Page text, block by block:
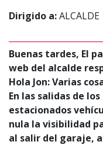
Dirigido a:ALCALDE
Buenas tardes, El
web del alcalde
Hola Jon: Varias
En las salidas de
estacionados
nula la visibilidad
al salir del garaje,